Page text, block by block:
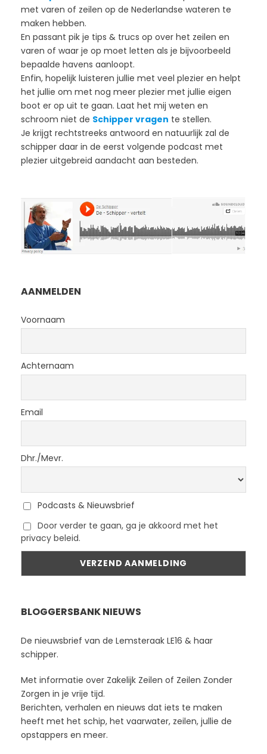
met varen of zeilen op de Nederlandse wateren te
maken hebben.
En passant pik je tips & trucs op over het zeilen en
varen of waar je op moet letten als je bijvoorbeeld
bepaalde havens aanloopt.
Enfin, hopelijk luisteren jullie met veel plezier en helpt
het jullie om met nog meer plezier met jullie eigen
boot er op uit te gaan. Laat het mij weten en
schroom niet de Schipper vragen te stellen.
Je krijgt rechtstreeks antwoord en natuurlijk zal de
schipper daar in de eerst volgende podcast met
plezier uitgebreid aandacht aan besteden.
AANMELDEN
Voornaam
Achternaam
Email
Dhr./Mevr.
Podcasts & Nieuwsbrief
Door verder te gaan, ga je akkoord met het
privacy beleid.
BLOGGERSBANK NIEUWS
De nieuwsbrief van de Lemsteraak LE16 & haar
schipper.
Met informatie over Zakelijk Zeilen of Zeilen Zonder
Zorgen in je vrije tijd.
Berichten, verhalen en nieuws dat iets te maken
heeft met het schip, het vaarwater, zeilen, jullie de
opstappers en meer.